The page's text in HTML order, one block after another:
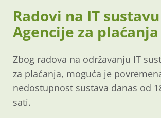
Radovi na IT sustavu
Agencije za plaćanja
Zbog radova na održavanju IT
za plaćanja, moguća je
nedostupnost sustava danas od
sati.